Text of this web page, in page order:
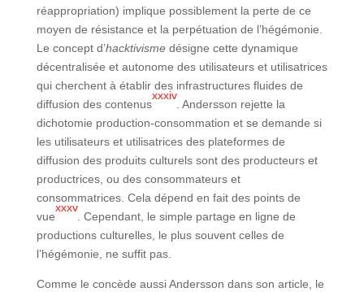
réappropriation) implique possiblement la perte de ce
moyen de résistance et la perpétuation de l’hégémonie.
Le concept d’hacktivismedésigne cette dynamique
décentralisée et autonome des utilisateurs et utilisatrices
qui cherchent à établir des infrastructures fluides de
diffusion des contenus
xxxiv
. Andersson rejette la
dichotomie production-consommation et se demande si
les utilisateurs et utilisatrices des plateformes de
diffusion des produits culturels sont des producteurs et
productrices, ou des consommateurs et
consommatrices. Cela dépend en fait des points de
vue
xxxv
. Cependant, le simple partage en ligne de
productions culturelles, le plus souvent celles de
l’hégémonie, ne suffit pas.
Comme le concède aussi Andersson dans son article, le